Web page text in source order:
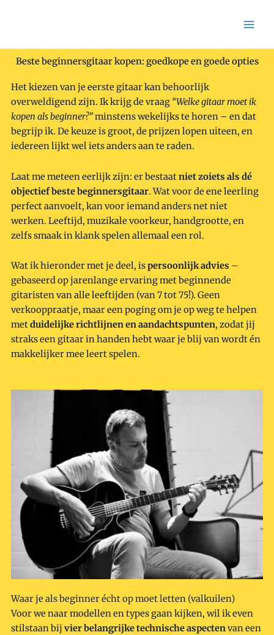
Beste beginnersgitaar kopen: goedkope en goede opties
Het kiezen van je eerste gitaar kan behoorlijk
overweldigend zijn. Ik krijg de vraag “Welke gitaar moet ik
kopen als beginner?”minstens wekelijks te horen – en dat
begrijp ik. De keuze is groot, de prijzen lopen uiteen, en
iedereen lijkt wel iets anders aan te raden.
Laat me meteen eerlijk zijn: er bestaatniet zoiets als dé
objectief beste beginnersgitaar. Wat voor de ene leerling
perfect aanvoelt, kan voor iemand anders net niet
werken. Leeftijd, muzikale voorkeur, handgrootte, en
zelfs smaak in klank spelen allemaal een rol.
Wat ik hieronder met je deel, ispersoonlijk advies –
gebaseerd op jarenlange ervaring met beginnende
gitaristen van alle leeftijden (van 7 tot 75!). Geen
verkooppraatje, maar een poging om je op weg te helpen
metduidelijke richtlijnen en aandachtspunten, zodat jij
straks een gitaar in handen hebt waar je blij van wordt én
makkelijker mee leert spelen.
Waar je als beginner écht op moet letten (valkuilen)
Voor we naar modellen en types gaan kijken, wil ik even
stilstaan bij vier belangrijke technische aspectenvan een